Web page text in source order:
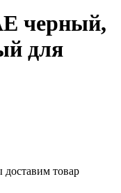
черный,
для
доставим товар